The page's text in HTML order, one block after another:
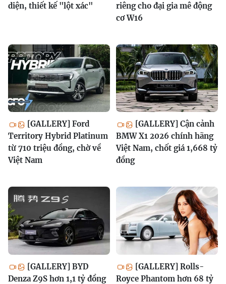
diện, thiết kế "lột xác"
riêng cho đại gia mê động
cơ W16
[GALLERY] Ford
Territory Hybrid Platinum
từ 710 triệu đồng, chờ về
Việt Nam
[GALLERY] Cận cảnh
BMW X1 2026 chính hãng
Việt Nam, chốt giá 1,668 tỷ
đồng
[GALLERY] BYD
Denza Z9S hơn 1,1 tỷ đồng
[GALLERY] Rolls-
Royce Phantom hơn 68 tỷ